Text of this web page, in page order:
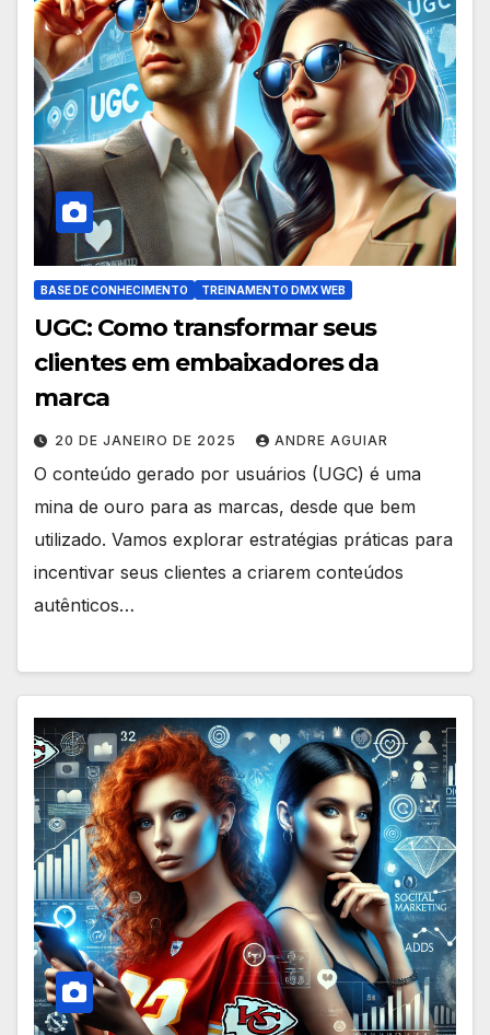
BASE DE CONHECIMENTO TREINAMENTO DMX WEB
UGC: Como transformar seus
clientes em embaixadores da
marca
20 DE JANEIRO DE 2025 ANDRE AGUIAR
O conteúdo gerado por usuários (UGC) é uma
mina de ouro para as marcas, desde que bem
utilizado. Vamos explorar estratégias práticas para
incentivar seus clientes a criarem conteúdos
autênticos…